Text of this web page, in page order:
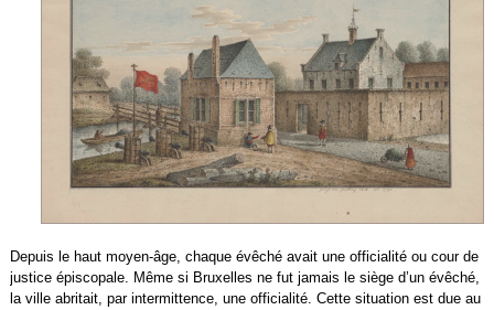
Depuis le haut moyen-âge, chaque évêché avait une officialité ou cour de
justice épiscopale. Même si Bruxelles ne fut jamais le siège d’un évêché,
la ville abritait, par intermittence, une officialité. Cette situation est due au